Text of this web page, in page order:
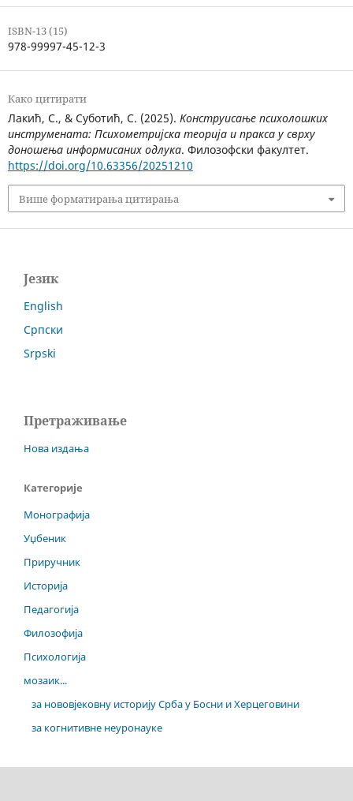
ISBN-13 (15)
978-99997-45-12-3
Како цитирати
Лакић, С., & Суботић, С. (2025). Kонструисање психолошких
инструмената: Психометријска теорија и пракса у сврху
доношења информисаних одлука. Филозофски факултет.
https://doi.org/10.63356/20251210
Више форматирања цитирања
Језик
English
Српски
Srpski
Претраживање
Нова издања
Категорије
Монографија
Уџбеник
Приручник
Историја
Педагогија
Филозофија
Психологија
мозаик...
за нововјековну историју Срба у Босни и Херцеговини
за когнитивне неуронауке